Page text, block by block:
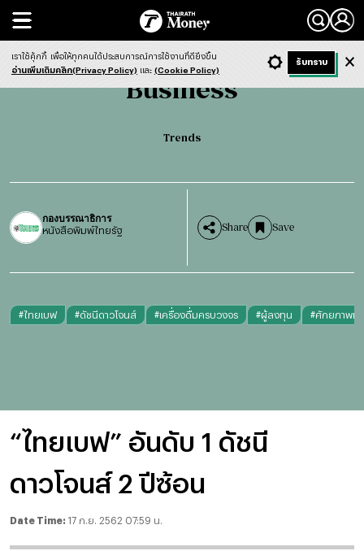
Search
Business Trends
Business
Trends
กองบรรณาธิการ
หนังสือพิมพ์ไทยรัฐ Share Save
#ไทยเบฟ #ดัชนีดาวโจนส์ #เครื่องดื่มครบวงจร #ผู้ลงทุน #ศักยภาพท
“ไทยเบฟ” อันดับ 1 ดัชนี
ดาวโจนส์ 2 ปีซ้อน
Date Time: 17 ก.ย. 2562 07:59 น.
- ก + ก Dark ฟังข่าว
เราใช้คุ้กกี้ เพื่อให้ทุกคนได้ประสบการณ์การใช้งานที่ดียิ่งขึ้น
อ่านเพิ่มเติมคลิก(Privacy Policy) และ (Cookie Policy)
รับทราบ